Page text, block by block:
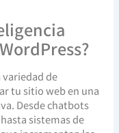
de
tu sitio web en una
Desde chatbots
sistemas de